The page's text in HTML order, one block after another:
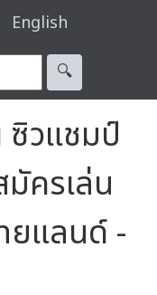
English
🔍︎
ซิวแชมป์
ครเล่น
ยแลนด์ -